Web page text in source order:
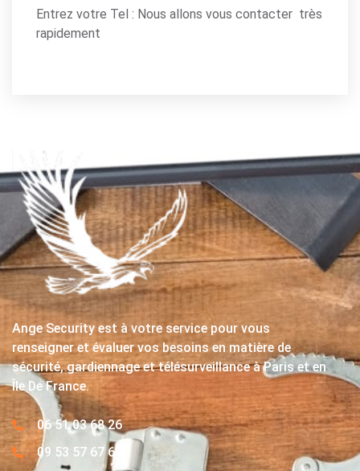
Entrez votre Tel : Nous allons vous contacter très
rapidement
Ange Security est à votre service pour vous
renseigner et évaluer vos besoins en matière de
sécurité, gardiennage et télésurveillance à Paris et en
Île De France.
06 51 03 68 26
09 53 57 67 63